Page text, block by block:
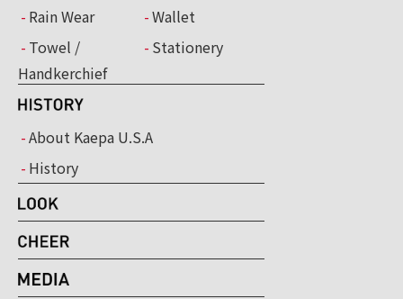
Rain Wear
Wallet
Towel /
Handkerchief
Stationery
About Kaepa U.S.A
History